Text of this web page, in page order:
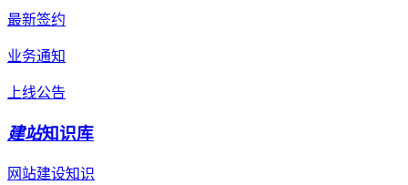
最新签约
业务通知
上线公告
建站知识库
网站建设知识